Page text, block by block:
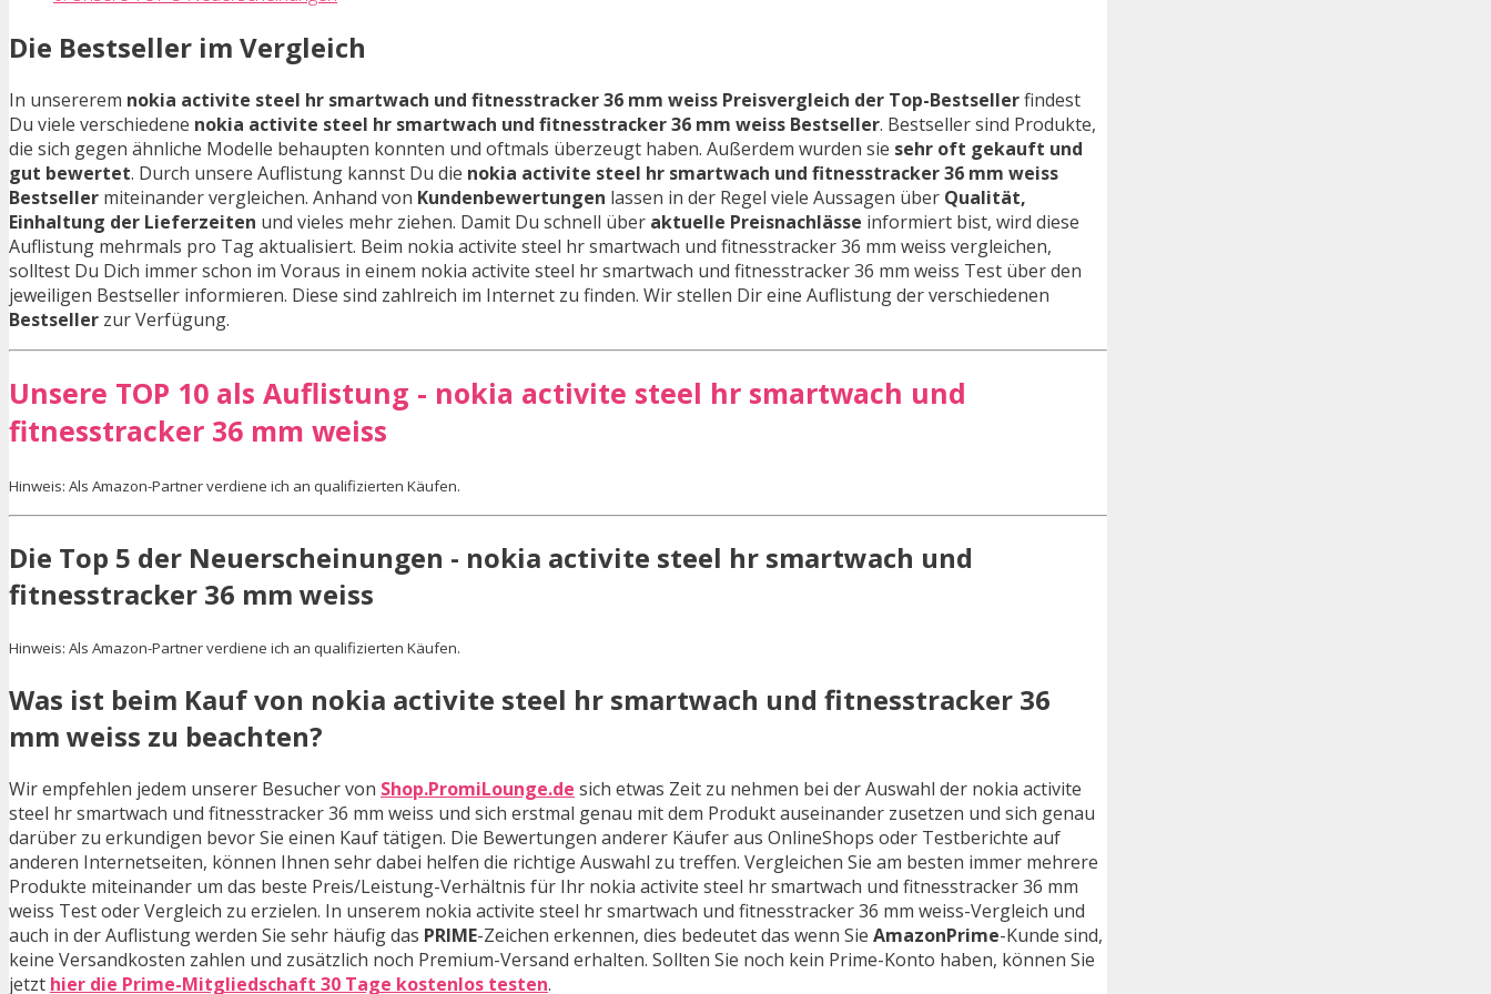
Die Bestseller im Vergleich
In unsererem nokia activite steel hr smartwach und fitnesstracker 36 mm weiss Preisvergleich der Top-Bestsellerfindest
Du viele verschiedene nokia activite steel hr smartwach und fitnesstracker 36 mm weiss Bestseller. Bestseller sind Produkte,
die sich gegen ähnliche Modelle behaupten konnten und oftmals überzeugt haben. Außerdem wurden sie sehr oft gekauft und
gut bewertet. Durch unsere Auflistung kannst Du die nokia activite steel hr smartwach und fitnesstracker 36 mm weiss
Bestseller miteinander vergleichen. Anhand von Kundenbewertungen lassen in der Regel viele Aussagen über Qualität,
Einhaltung der Lieferzeiten und vieles mehr ziehen. Damit Du schnell über aktuelle Preisnachlässe informiert bist, wird diese
Auflistung mehrmals pro Tag aktualisiert. Beim nokia activite steel hr smartwach und fitnesstracker 36 mm weiss vergleichen,
solltest Du Dich immer schon im Voraus in einem nokia activite steel hr smartwach und fitnesstracker 36 mm weiss Test über den
jeweiligen Bestseller informieren. Diese sind zahlreich im Internet zu finden. Wir stellen Dir eine Auflistung der verschiedenen
Bestseller zur Verfügung.
Unsere TOP 10 als Auflistung - nokia activite steel hr smartwach und
fitnesstracker 36 mm weiss
Hinweis: Als Amazon-Partner verdiene ich an qualifizierten Käufen.
Die Top 5 der Neuerscheinungen - nokia activite steel hr smartwach und
fitnesstracker 36 mm weiss
Hinweis: Als Amazon-Partner verdiene ich an qualifizierten Käufen.
Was ist beim Kauf von nokia activite steel hr smartwach und fitnesstracker 36
mm weiss zu beachten?
Wir empfehlen jedem unserer Besucher von Shop.PromiLounge.de sich etwas Zeit zu nehmen bei der Auswahl der nokia activite
steel hr smartwach und fitnesstracker 36 mm weiss und sich erstmal genau mit dem Produkt auseinander zusetzen und sich genau
darüber zu erkundigen bevor Sie einen Kauf tätigen. Die Bewertungen anderer Käufer aus OnlineShops oder Testberichte auf
anderen Internetseiten, können Ihnen sehr dabei helfen die richtige Auswahl zu treffen. Vergleichen Sie am besten immer mehrere
Produkte miteinander um das beste Preis/Leistung-Verhältnis für Ihr nokia activite steel hr smartwach und fitnesstracker 36 mm
weiss Test oder Vergleich zu erzielen. In unserem nokia activite steel hr smartwach und fitnesstracker 36 mm weiss-Vergleich und
auch in der Auflistung werden Sie sehr häufig das PRIME-Zeichen erkennen, dies bedeutet das wenn Sie AmazonPrime-Kunde sind,
keine Versandkosten zahlen und zusätzlich noch Premium-Versand erhalten. Sollten Sie noch kein Prime-Konto haben, können Sie
jetzt hier die Prime-Mitgliedschaft 30 Tage kostenlos testen.